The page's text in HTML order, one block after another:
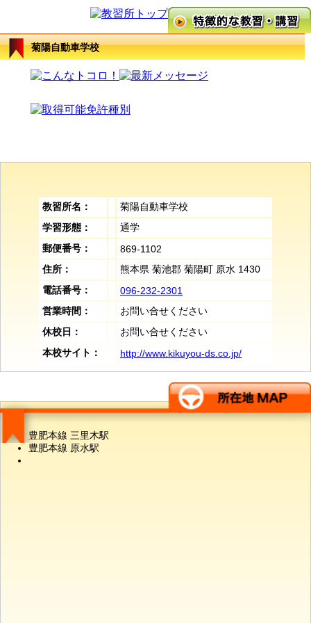
菊陽自動車学校
教習所名：
菊陽自動車学校
学習形態：
通学
郵便番号：
869-1102
住所：
熊本県 菊池郡 菊陽町 原水 1430
電話番号：
096-232-2301
営業時間：
お問い合せください
休校日：
お問い合せください
本校サイト：
http://www.kikuyou-ds.co.jp/
豊肥本線 三里木駅
豊肥本線 原水駅